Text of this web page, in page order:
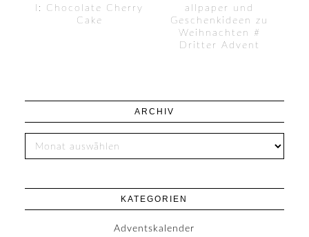
l: Chocolate Cherry
Cake
allpaper und
Geschenkideen zu
Weihnachten #
Dritter Advent
ARCHIV
KATEGORIEN
Adventskalender